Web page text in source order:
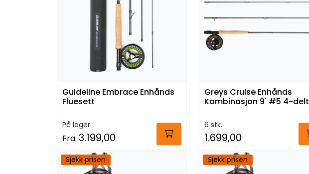
Guideline Embrace Enhånds
Fluesett
På lager
Fra: 3.199,00
Greys Cruise Enhånds
Kombinasjon 9' #5 4-delt
6 stk.
1.699,00
Sjekk prisen Sjekk prisen